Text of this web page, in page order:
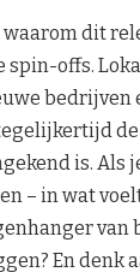
dit
spin-offs.
bedrijven
is. Als
– in wat
van
En denk